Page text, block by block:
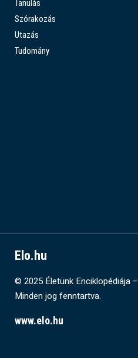
Tanulás
Szórakozás
Utazás
Tudomány
Elo.hu
© 2025 Életünk Enciklopédiája –
Minden jog fenntartva.
www.elo.hu